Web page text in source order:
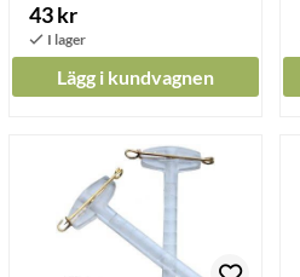
43 kr
Lägg i kundvagnen